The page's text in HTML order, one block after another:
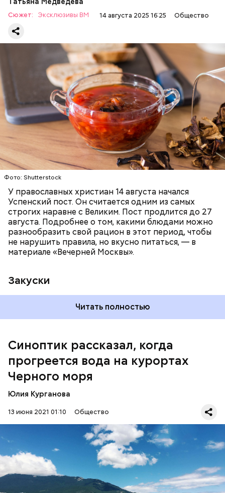
Сюжет: Эксклюзивы ВМ 14 августа 2025 16:25 Общество
Фото: Shutterstock
У православных христиан 14 августа начался
Успенский пост. Он считается одним из самых
строгих наравне с Великим. Пост продлится до 27
августа. Подробнее о том, какими блюдами можно
разнообразить свой рацион в этот период, чтобы
не нарушить правила, но вкусно питаться, — в
материале «Вечерней Москвы».
Закуски
Баклажаны с овощами
Читать полностью
ПРАВОСЛАВИЕ ЕДА РЕЦЕПТЫ
Синоптик рассказал, когда
прогреется вода на курортах
Черного моря
Юлия Курганова
13 июня 2021 01:10 Общество
По словам Вильфанда, с середины следующей
прогреваться, потому что на юг России придет
потепление. Температура воздуха будет там выше
нормы уже к середине следующей недели — плюс
24-28 градусов, передает
Читайте также:Синоптик предупредил о переносе
купального сезона в Москве и Подмосковье